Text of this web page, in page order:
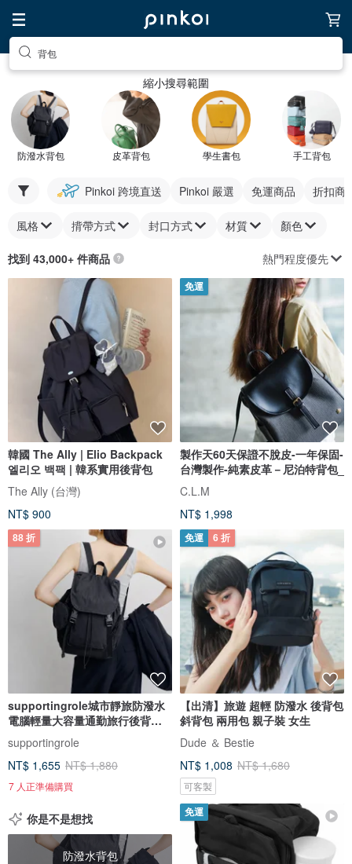
背包
縮小搜尋範圍
防潑水背包 皮革背包 學生書包 手工背包
Pinkoi 跨境直送 Pinkoi 嚴選 免運商品 折扣商
風格 揹帶方式 封口方式 材質 顏色
找到 43,000+ 件商品 熱門程度優先
韓國 The Ally | Elio Backpack
엘리오 백팩 | 韓系實用後背包
The Ally (台灣)
NT$ 900
免運
製作天60天保證不脫皮-一年保固-
台灣製作-純素皮革－尼泊特背包_
C.L.M
NT$ 1,998
88 折
supportingrole城市靜旅防潑水
電腦輕量大容量通勤旅行後背包
supportingrole
NT$ 1,655 NT$ 1,880
7 人正準備購買
免運 6 折
【出清】旅遊 超輕 防潑水 後背包
斜背包 兩用包 親子裝 女生
Dude ＆ Bestie
NT$ 1,008 NT$ 1,680
可客製
你是不是想找
防潑水背包
免運